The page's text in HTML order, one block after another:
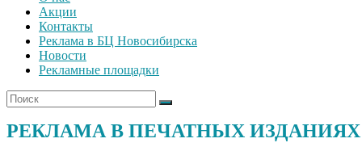
Акции
Контакты
Реклама в БЦ Новосибирска
Новости
Рекламные площадки
РЕКЛАМА В ПЕЧАТНЫХ ИЗДАНИЯХ